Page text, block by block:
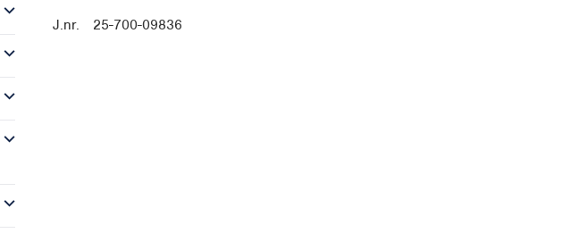
J.nr. 25-700-09836